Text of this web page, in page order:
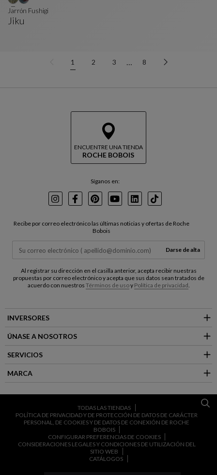
Jiku
Jarrón Fushigi
1 2 3 … 8
ENCUENTRE UNA TIENDA
ROCHE BOBOIS
Síganos en:
InstagramFacebookPinterest
YoutubeLinkedInTikTok
Recibe por correo electrónico las últimas noticias y ofertas de Roche
Bobois
Darse de alta
Al registrar su dirección en el casilla anterior, acepta recibir nuestras
propuestas por correo electrónico y acepta que sus datos sean tratados de
acuerdo con nuestros Términos de usoy Política de privacidad
INVERSORES
ÚNASE A NOSOTROS
SERVICIOS
MARCA
TODAS LAS TIENDAS
POLÍTICA DE PRIVACIDAD Y DE PROTECCIÓN DE DATOS DE CARÁCTER
PERSONAL, DE COOKIES Y DE DATOS DE CONEXIÓN DE ROCHE
BOBOIS
CONFIGURAR PREFERENCIAS DE COOKIES
CONSIDERACIONES LEGALES Y CONDICIONES DE UTILIZACIÓN DEL
SITIO WEB
CATÁLOGOS